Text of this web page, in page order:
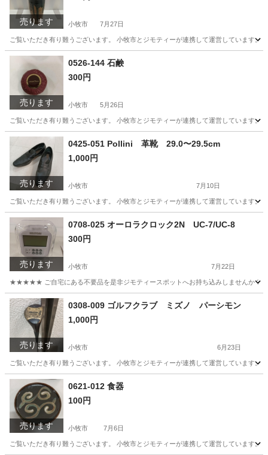
売ります 小牧市 7月27日
ご覧いただき有り難うございます。 小牧市とジモティーが連携して運営していま
愛知 小牧市
売ります
0526-144 石鹸
300円
小牧市 5月26日
ご覧いただき有り難うございます。 小牧市とジモティーが連携して運営していま
愛知 小牧市 リユース
売ります
0425-051 Pollini 革靴 29.0〜29.5cm
1,000円
小牧市 7月10日
ご覧いただき有り難うございます。 小牧市とジモティーが連携して運営していま
愛知 小牧市 服/ファッション リユース
売ります
0708-025 オーロラクロック2N UC-7/UC-8
300円
小牧市 7月22日
★★★★★ ご自宅にある不要品を是非ジモティースポットへお持ち込みしませんか？
愛知 小牧市 現地
売ります
0308-009 ゴルフクラブ ミズノ パーシモン
1,000円
小牧市 6月23日
ご覧いただき有り難うございます。 小牧市とジモティーが連携して運営していま
愛知 小牧市 リユース
売ります
0621-012 食器
100円
小牧市 7月6日
ご覧いただき有り難うございます。 小牧市とジモティーが連携して運営していま